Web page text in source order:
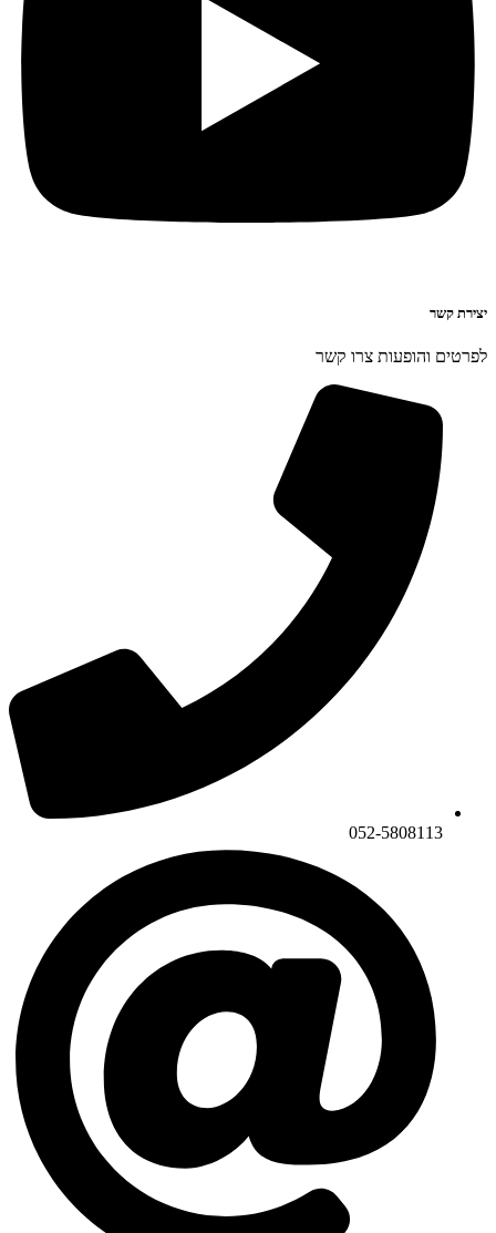
יצירת קשר
לפרטים והופעות צרו קשר
052-5808113